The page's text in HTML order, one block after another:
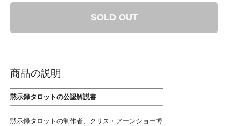
SOLD OUT
商品の説明
黙示録タロットの公認解説書
黙示録タロットの制作者、クリス・アーンショー博